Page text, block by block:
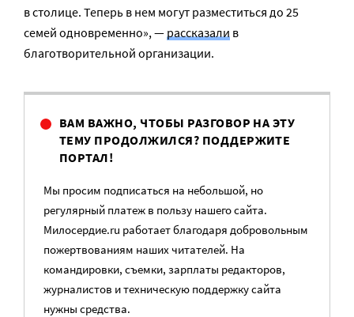
в столице. Теперь в нем могут разместиться до 25
семей одновременно», —рассказали в
благотворительной организации.
ВАМ ВАЖНО, ЧТОБЫ РАЗГОВОР НА ЭТУ
ТЕМУ ПРОДОЛЖИЛСЯ? ПОДДЕРЖИТЕ
ПОРТАЛ!
Мы просим подписаться на небольшой, но
регулярный платеж в пользу нашего сайта.
Милосердие.ru работает благодаря добровольным
пожертвованиям наших читателей. На
командировки, съемки, зарплаты редакторов,
журналистов и техническую поддержку сайта
нужны средства.